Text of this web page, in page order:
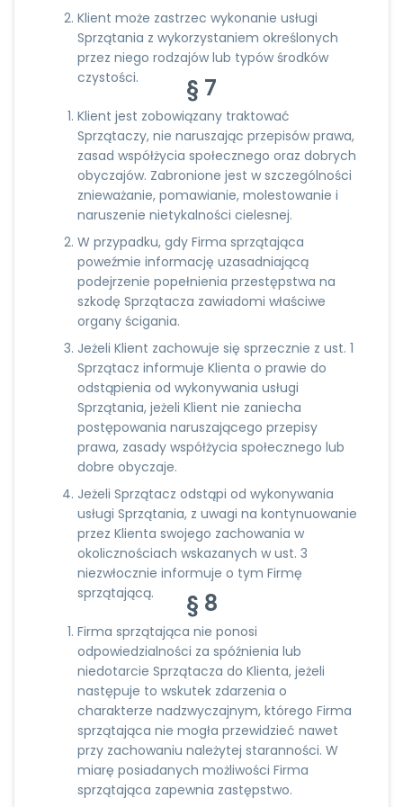
Klient może zastrzec wykonanie usługi
Sprzątania z wykorzystaniem określonych
przez niego rodzajów lub typów środków
czystości.
§ 7
Klient jest zobowiązany traktować
Sprzątaczy, nie naruszając przepisów prawa,
zasad współżycia społecznego oraz dobrych
obyczajów. Zabronione jest w szczególności
znieważanie, pomawianie, molestowanie i
naruszenie nietykalności cielesnej.
W przypadku, gdy Firma sprzątająca
poweźmie informację uzasadniającą
podejrzenie popełnienia przestępstwa na
szkodę Sprzątacza zawiadomi właściwe
organy ścigania.
Jeżeli Klient zachowuje się sprzecznie z ust. 1
Sprzątacz informuje Klienta o prawie do
odstąpienia od wykonywania usługi
Sprzątania, jeżeli Klient nie zaniecha
postępowania naruszającego przepisy
prawa, zasady współżycia społecznego lub
dobre obyczaje.
Jeżeli Sprzątacz odstąpi od wykonywania
usługi Sprzątania, z uwagi na kontynuowanie
przez Klienta swojego zachowania w
okolicznościach wskazanych w ust. 3
niezwłocznie informuje o tym Firmę
sprzątającą.
§ 8
Firma sprzątająca nie ponosi
odpowiedzialności za spóźnienia lub
niedotarcie Sprzątacza do Klienta, jeżeli
następuje to wskutek zdarzenia o
charakterze nadzwyczajnym, którego Firma
sprzątająca nie mogła przewidzieć nawet
przy zachowaniu należytej staranności. W
miarę posiadanych możliwości Firma
sprzątająca zapewnia zastępstwo.